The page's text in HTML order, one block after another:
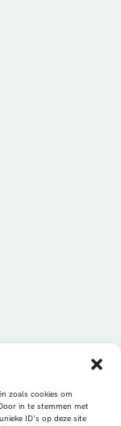
zoals cookies om
in te stemmen met
ID's op deze site
gefinancierd
Volksgezondheid,